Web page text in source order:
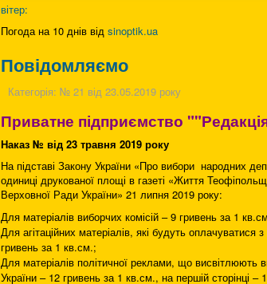
вітер:
Погода на 10 днів від sinoptik.ua
Повідомляємо
Категорія: № 21 від 23.05.2019 року
Приватне підприємство
Наказ № від 23 травня 2019 року
На підставі Закону України «Про вибори народних
одиниці друкованої площі в газеті «Життя
Верховної Ради України» 21 липня 2019 року:
Для матеріалів виборчих комісій – 9 гривень за 1
Для агітаційних матеріалів, які будуть оплачуватися
гривень за 1 кв.см.;
Для матеріалів політичної реклами, що висвітлюють
України – 12 гривень за 1 кв.см., на першій сторінці –